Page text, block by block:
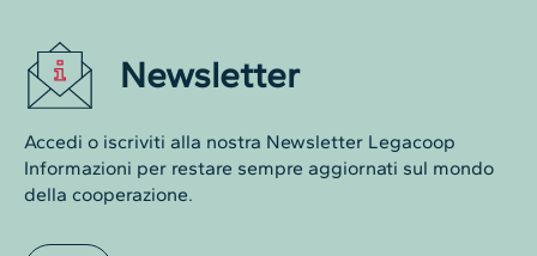
Newsletter
Accedi o iscriviti alla nostra Newsletter Legacoop
Informazioni per restare sempre aggiornati sul mondo
della cooperazione.